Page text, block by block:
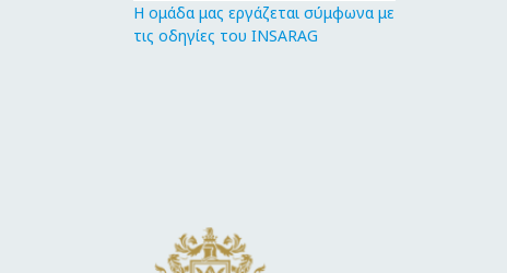
Η ομάδα μας εργάζεται σύμφωνα με
τις οδηγίες του INSARAG